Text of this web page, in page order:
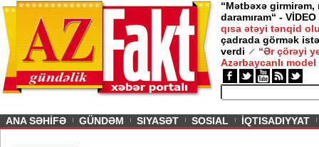
“Mətbəxə girmirəm,
daramıram“ - VİDEO
qısa ətəyi tənqid
çadrada görmək
verdi
“Ər çörəyi
Azərbaycanlı model
ANA SƏHİFƏ GÜNDƏM SIYASƏT SOSIAL İQTISADIYYAT